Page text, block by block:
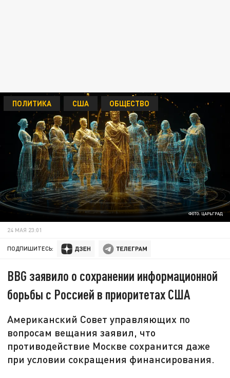
ФОТО: ЦАРЬГРАД
ПОЛИТИКА США ОБЩЕСТВО
24 МАЯ 23:01
ПОДПИШИТЕСЬ:
BBG заявило о сохранении информационной
борьбы с Россией в приоритетах США
Американский Совет управляющих по
вопросам вещания заявил, что
противодействие Москве сохранится даже
при условии сокращения финансирования.